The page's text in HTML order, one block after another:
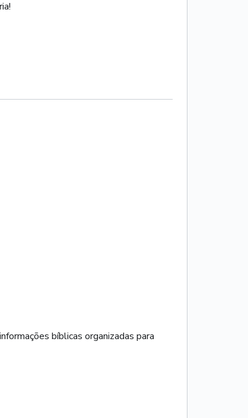
bíblicas organizadas para